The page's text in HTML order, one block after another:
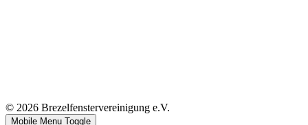
© 2026 Brezelfenstervereinigung e.V.
Mobile Menu Toggle